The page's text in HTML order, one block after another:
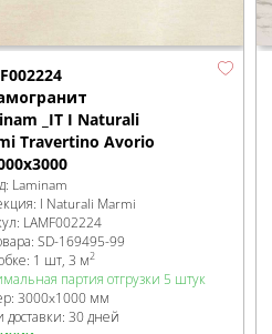
_IT I Naturali
Travertino Avorio
Laminam
I Naturali Marmi
LAMF002224
SD-169495-99
: 1 шт, 3 м2
партия отгрузки 5 штук
3000x1000 мм
доставки: 30 дней